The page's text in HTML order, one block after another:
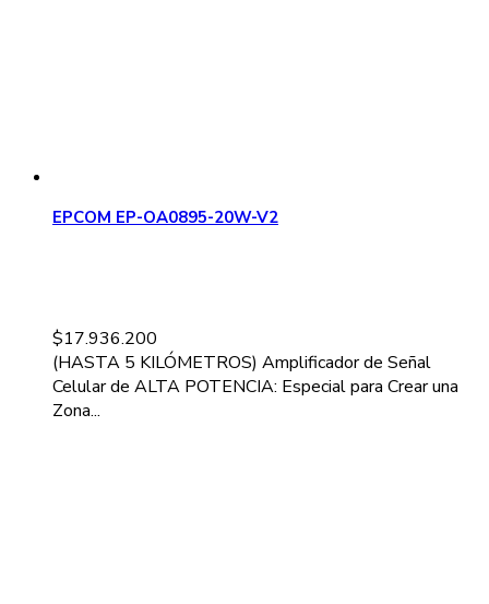
EPCOM EP-OA0895-20W-V2
$17.936.200
(HASTA 5 KILÓMETROS) Amplificador de Señal
Celular de ALTA POTENCIA: Especial para Crear una
Zona...